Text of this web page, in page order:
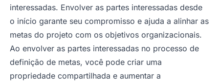
interessadas. Envolver as partes interessadas desde
o início garante seu compromisso e ajuda a alinhar as
metas do projeto com os objetivos organizacionais.
Ao envolver as partes interessadas no processo de
definição de metas, você pode criar uma
propriedade compartilhada e aumentar a